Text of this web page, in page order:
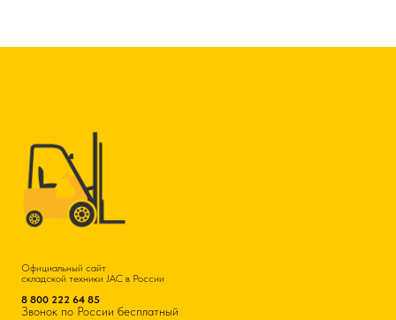
Официальный сайт
складской техники JAC в России
8 800 222 64 85
Звонок по России бесплатный